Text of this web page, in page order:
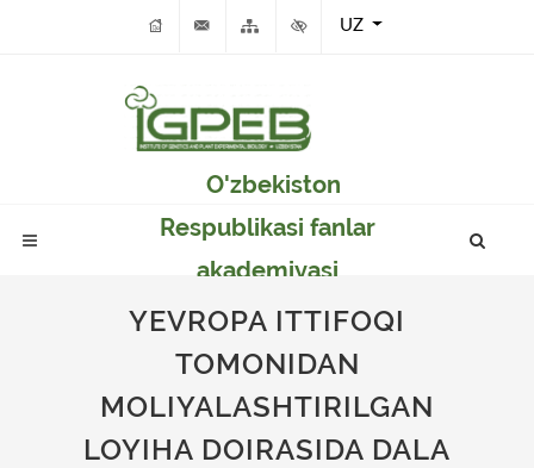
UZ
O'zbekiston
Respublikasi fanlar
akademiyasi
Genetika va o'simlikar
eksperimental
biologiyasi instituti
YEVROPA ITTIFOQI
TOMONIDAN
MOLIYALASHTIRILGAN
LOYIHA DOIRASIDA DALA